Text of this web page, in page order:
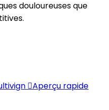
douloureuses que
Aperçu rapide